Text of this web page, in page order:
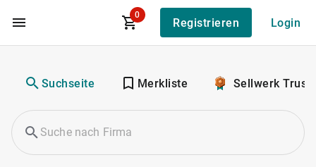
Zum Hauptinhalt
0
Registrieren Login
Suchseite Merkliste Sellwerk